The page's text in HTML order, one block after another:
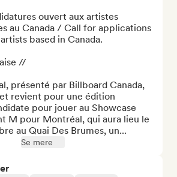
ouvert aux artistes
au Canada / Call for applications
based in Canada.
//
présenté par Billboard Canada,
revient pour une édition
pour jouer au Showcase
M pour Montréal, qui aura lieu le
au Quai Des Brumes, un...
Se mere